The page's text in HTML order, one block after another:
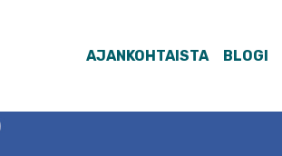
AJANKOHTAISTA BLOGI